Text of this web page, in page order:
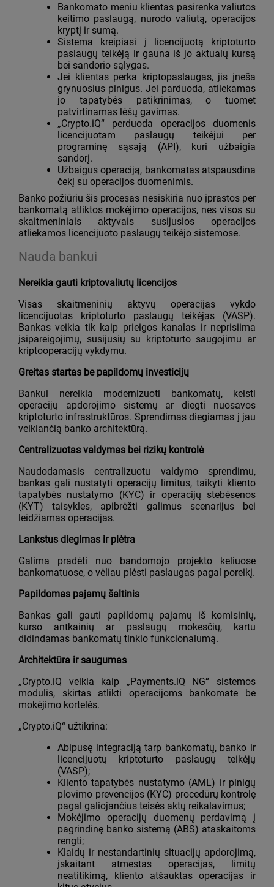
Bankomato meniu klientas pasirenka valiutos
keitimo paslaugą, nurodo valiutą, operacijos
kryptį ir sumą.
Sistema kreipiasi į licencijuotą kriptoturto
paslaugų teikėją ir gauna iš jo aktualų kursą
bei sandorio sąlygas.
Jei klientas perka kriptopaslaugas, jis įneša
grynuosius pinigus. Jei parduoda, atliekamas
jo tapatybės patikrinimas, o tuomet
patvirtinamas lėšų gavimas.
„Crypto.iQ“ perduoda operacijos duomenis
licencijuotam paslaugų teikėjui per
programinę sąsają (API), kuri užbaigia
sandorį.
Užbaigus operaciją, bankomatas atspausdina
čekį su operacijos duomenimis.
Banko požiūriu šis procesas nesiskiria nuo įprastos per
bankomatą atliktos mokėjimo operacijos, nes visos su
skaitmeniniais aktyvais susijusios operacijos
atliekamos licencijuoto paslaugų teikėjo sistemose.
Nauda bankui
Nereikia gauti kriptovaliutų licencijos
Visas skaitmeninių aktyvų operacijas vykdo
licencijuotas kriptoturto paslaugų teikėjas (VASP).
Bankas veikia tik kaip prieigos kanalas ir neprisiima
įsipareigojimų, susijusių su kriptoturto saugojimu ar
kriptooperacijų vykdymu.
Greitas startas be papildomų investicijų
Bankui nereikia modernizuoti bankomatų, keisti
operacijų apdorojimo sistemų ar diegti nuosavos
kriptoturto infrastruktūros. Sprendimas diegiamas į jau
veikiančią banko architektūrą.
Centralizuotas valdymas bei rizikų kontrolė
Naudodamasis centralizuotu valdymo sprendimu,
bankas gali nustatyti operacijų limitus, taikyti kliento
tapatybės nustatymo (KYC) ir operacijų stebėsenos
(KYT) taisykles, apibrėžti galimus scenarijus bei
leidžiamas operacijas.
Lankstus diegimas ir plėtra
Galima pradėti nuo bandomojo projekto keliuose
bankomatuose, o vėliau plėsti paslaugas pagal poreikį.
Papildomas pajamų šaltinis
Bankas gali gauti papildomų pajamų iš komisinių,
kurso antkainių ar paslaugų mokesčių, kartu
didindamas bankomatų tinklo funkcionalumą.
Architektūra ir saugumas
„Crypto.iQ veikia kaip „Payments.iQ NG“ sistemos
modulis, skirtas atlikti operacijoms bankomate be
mokėjimo kortelės.
„Crypto.iQ“ užtikrina:
Abipusę integraciją tarp bankomatų, banko ir
licencijuotų kriptoturto paslaugų teikėjų
(VASP);
Kliento tapatybės nustatymo (AML) ir pinigų
plovimo prevencijos (KYC) procedūrų kontrolę
pagal galiojančius teisės aktų reikalavimus;
Mokėjimo operacijų duomenų perdavimą į
pagrindinę banko sistemą (ABS) ataskaitoms
rengti;
Klaidų ir nestandartinių situacijų apdorojimą,
įskaitant atmestas operacijas, limitų
neatitikimą, kliento atšauktas operacijas ir